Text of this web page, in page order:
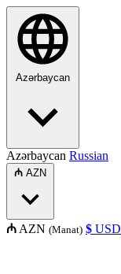
Azərbaycan
Azərbaycan Russian
₼ AZN
₼ AZN (Manat) $ USD